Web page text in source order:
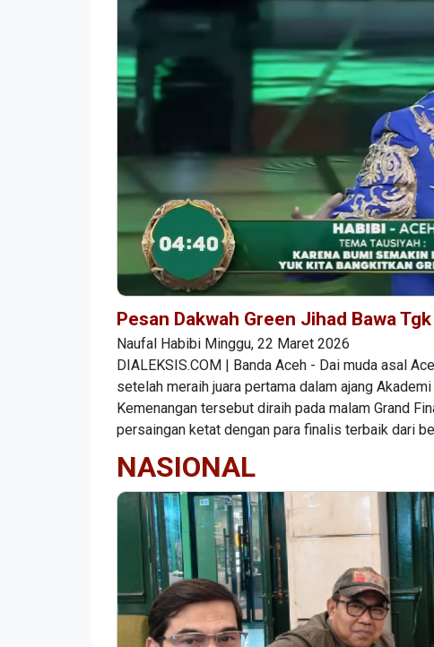
Pesan Dakwah Green Jihad Bawa
Naufal Habibi Minggu, 22 Maret 2026
DIALEKSIS.COM | Banda Aceh - Dai muda asal
setelah meraih juara pertama dalam ajang
Kemenangan tersebut diraih pada malam Grand
persaingan ketat dengan para finalis terbaik dari
NASIONAL